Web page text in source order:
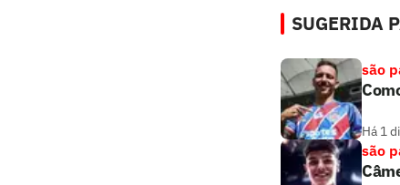
SUGERIDA
são
Há 1
são